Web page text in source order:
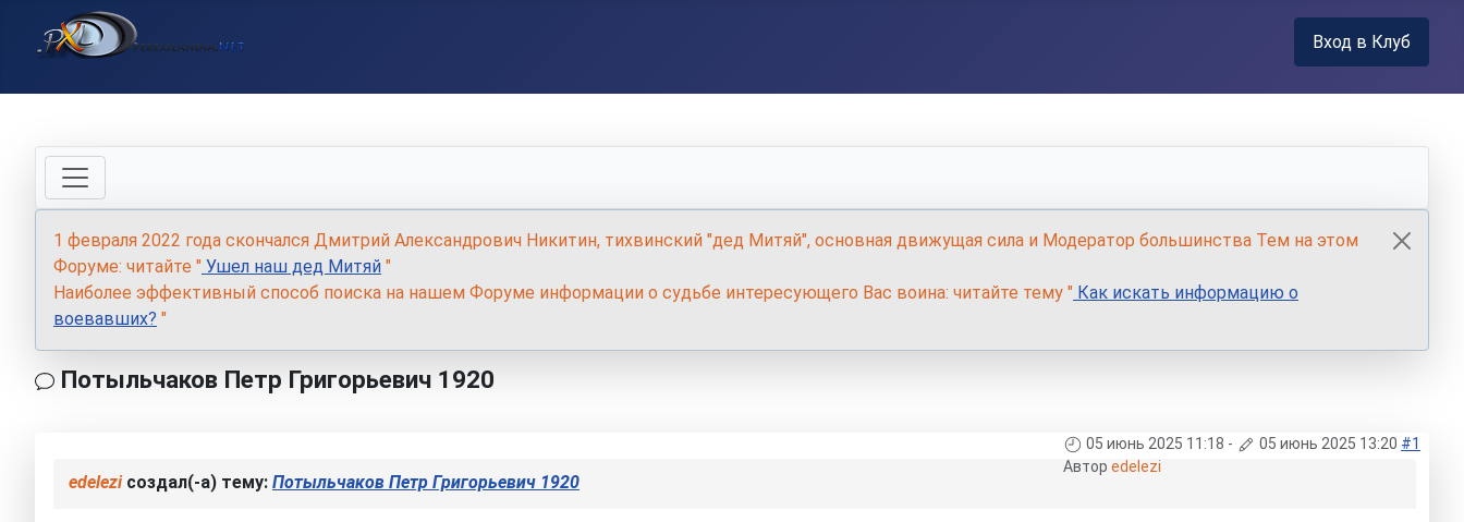
Вход в Клуб
1 февраля 2022 года скончался Дмитрий Александрович Никитин, тихвинский "дед Митяй", основная движущая сила и Модератор большинства Тем на этом
Форуме: читайте " Ушел наш дед Митяй "
Наиболее эффективный способ поиска на нашем Форуме информации о судьбе интересующего Вас воина: читайте тему " Как искать информацию о
воевавших? "
Потыльчаков Петр Григорьевич 1920
05 июнь 2025 11:18 - 05 июнь 2025 13:20 #1
Автор edelezi
edeleziсоздал(-а) тему: Потыльчаков Петр Григорьевич 1920